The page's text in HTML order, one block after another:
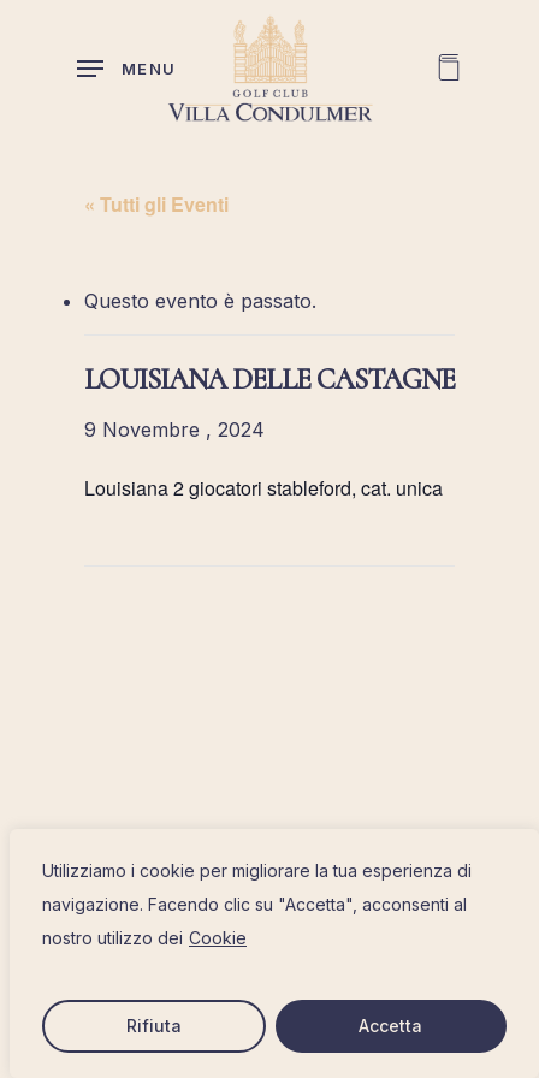
Utilizziamo i cookie per migliorare la tua esperienza di
navigazione. Facendo clic su "Accetta", acconsenti al
nostro utilizzo dei Cookie
Rifiuta Accetta
MENU
« Tutti gli Eventi
Questo evento è passato.
LOUISIANA DELLE CASTAGNE
9 Novembre , 2024
Louisiana 2 giocatori stableford, cat. unica